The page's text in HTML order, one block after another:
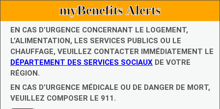
myBenefits Alerts
EN CAS D’URGENCE CONCERNANT LE LOGEMENT,
L’ALIMENTATION, LES SERVICES PUBLICS OU LE
CHAUFFAGE, VEUILLEZ CONTACTER IMMÉDIATEMENT LE
DÉPARTEMENT DES SERVICES SOCIAUX DE VOTRE
RÉGION.
EN CAS D’URGENCE MÉDICALE OU DE DANGER DE MORT,
VEUILLEZ COMPOSER LE 911.